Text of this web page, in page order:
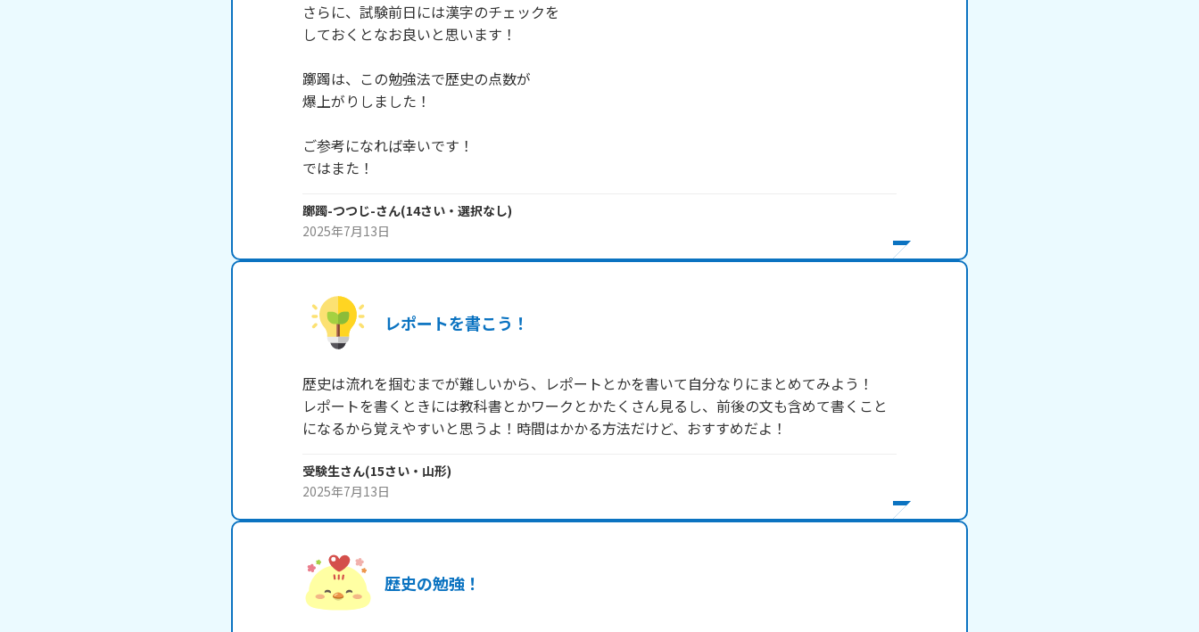
さらに、試験前日には漢字のチェックを
しておくとなお良いと思います！
躑躅は、この勉強法で歴史の点数が
爆上がりしました！
ご参考になれば幸いです！
ではまた！
躑躅-つつじ-さん(14さい・ 選択なし)
2025年7月13日
レポートを書こう！
歴史は流れを掴むまでが難しいから、レポートとかを書いて自分なりにまとめてみよう！
レポートを書くときには教科書とかワークとかたくさん見るし、前後の文も含めて書くこと
になるから覚えやすいと思うよ！時間はかかる方法だけど、おすすめだよ！
受験生さん(15さい・ 山形)
2025年7月13日
歴史の勉強！